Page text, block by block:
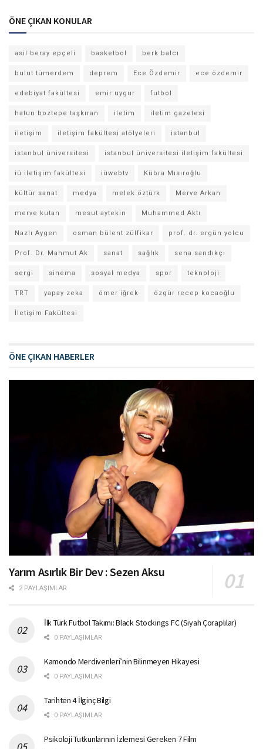
ÖNE ÇIKAN KONULAR
asil beray epçeli basketbol berk balcı
bulut tümerdem deprem Ece Özdemir ece özdemir
edebiyat fakültesi emir uygur futbol
hatun boztepe taşkıran iletim iletim gazetesi
iletişim iletişim fakültesi atölyeleri istanbul
istanbul üniversitesi istanbul üniversitesi iletişim fakültesi
iü iletişim fakültesi iüwebtv Kübra Mısıroğlu
kültür sanat medya melek öztürk Merve Arkan
merve kutan mesut aytekin Muhammed Aktı
Nazlı Aygen osman bülent zülfikar prof. dr. ergün yolcu
Prof. Dr. Mahmut Ak sanat sağlık sena sandıkçı
sergi sinema sosyal medya spor teknoloji
TRT yapay zeka ömer iğrek özgür recep kocaoğlu
İletişim Fakültesi
ÖNE ÇIKAN HABERLER
Yarım Asırlık Bir Dev : Sezen Aksu
2 PAYLAŞIMLAR
İlk Türk Futbol Takımı: Black Stockings FC (Siyah Çoraplılar)
0 PAYLAŞIMLAR
Kamondo Merdivenleri’nin Bilinmeyen Hikayesi
0 PAYLAŞIMLAR
Tarihten 4 İlginç Bilgi
0 PAYLAŞIMLAR
Psikoloji Tutkunlarının İzlemesi Gereken 7 Film